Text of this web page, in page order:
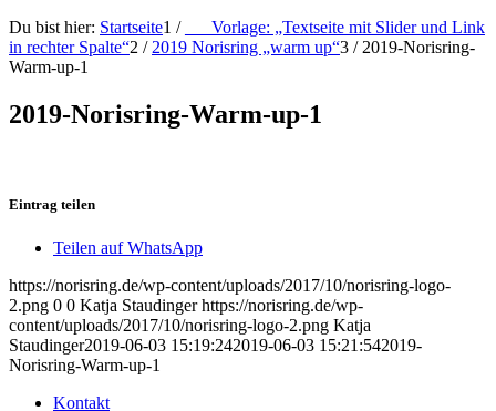
Du bist hier: Startseite1 /
___Vorlage: „Textseite mit Slider und Link
in rechter Spalte“2 / 2019 Norisring „warm up“3 / 2019-Norisring-
Warm-up-1
2019-Norisring-Warm-up-1
Eintrag teilen
Teilen auf WhatsApp
https://norisring.de/wp-content/uploads/2017/10/norisring-logo-
2.png 0 0 Katja Staudinger https://norisring.de/wp-
content/uploads/2017/10/norisring-logo-2.png Katja
Staudinger2019-06-03 15:19:242019-06-03 15:21:542019-
Norisring-Warm-up-1
Kontakt